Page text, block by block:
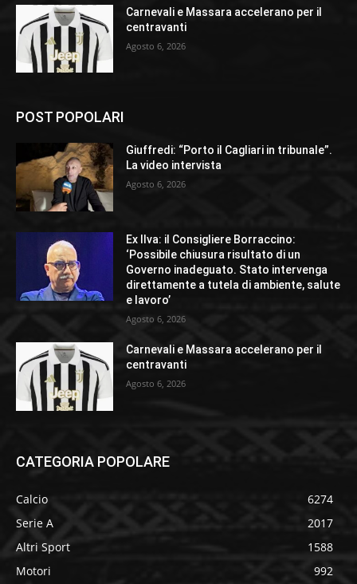
Carnevali e Massara accelerano per il
centravanti
Agosto 6, 2026
POST POPOLARI
Giuffredi: “Porto il Cagliari in tribunale”.
La video intervista
Agosto 6, 2026
Ex Ilva: il Consigliere Borraccino:
‘Possibile chiusura risultato di un
Governo inadeguato. Stato intervenga
direttamente a tutela di ambiente, salute
e lavoro’
Agosto 6, 2026
Carnevali e Massara accelerano per il
centravanti
Agosto 6, 2026
CATEGORIA POPOLARE
Calcio
6274
Serie A
2017
Altri Sport
1588
Motori
992